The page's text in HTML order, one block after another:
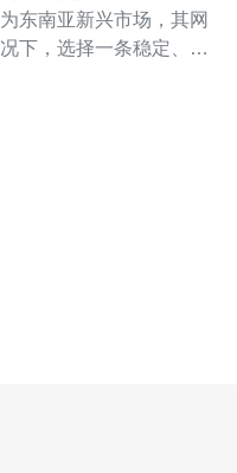
东南亚新兴市场，其网
下，选择一条稳定、高
，连接中国与其他国家